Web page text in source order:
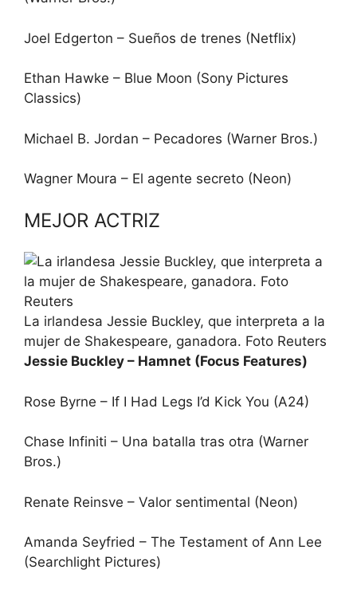
Joel Edgerton – Sueños de trenes (Netflix)
Ethan Hawke – Blue Moon (Sony Pictures
Classics)
Michael B. Jordan – Pecadores (Warner Bros.)
Wagner Moura – El agente secreto (Neon)
MEJOR ACTRIZ
La irlandesa Jessie Buckley, que interpreta a la
mujer de Shakespeare, ganadora. Foto Reuters
Jessie Buckley – Hamnet (Focus Features)
Rose Byrne – If I Had Legs I’d Kick You (A24)
Chase Infiniti – Una batalla tras otra (Warner
Bros.)
Renate Reinsve – Valor sentimental (Neon)
Amanda Seyfried – The Testament of Ann Lee
(Searchlight Pictures)